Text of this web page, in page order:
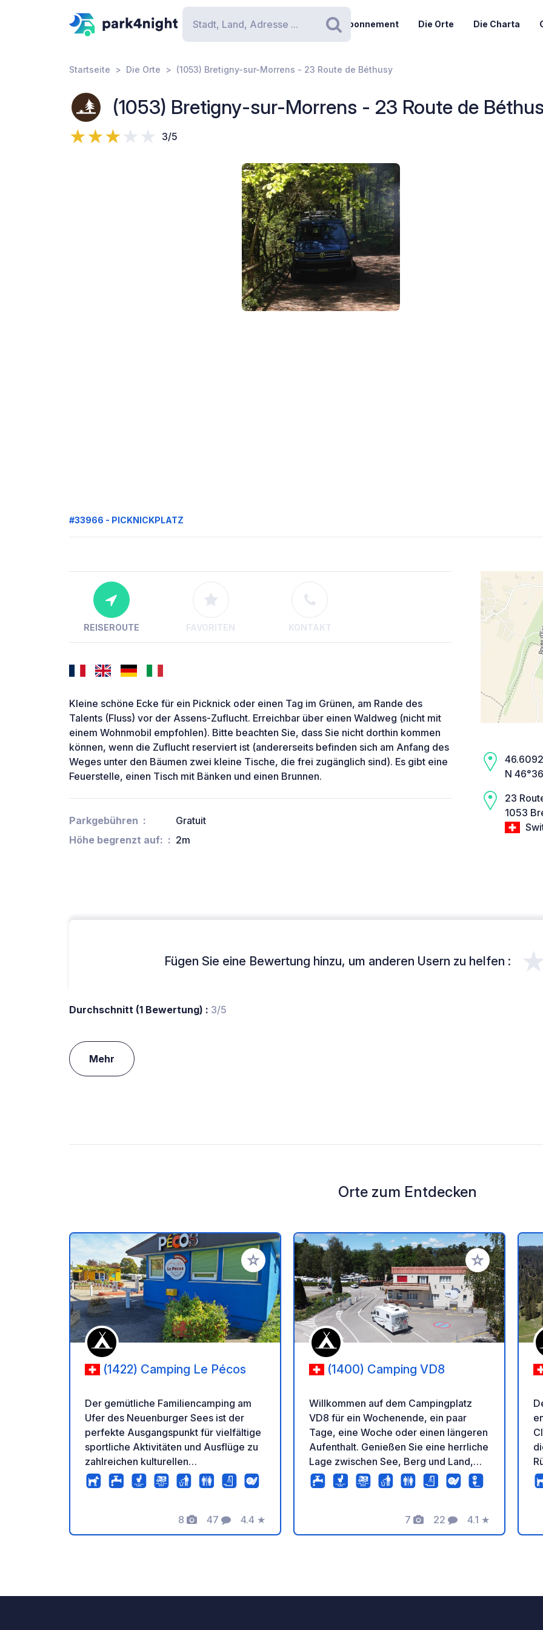
Suchen
Abonnement Die Orte Die Charta
Startseite Die Orte (1053) Bretigny-sur-Morrens - 23 Route de Béthusy
(1053) Bretigny-sur-Morrens - 23 Route de
3/5
#33966 - PICKNICKPLATZ
REISEROUTE FAVORITEN KONTAKT
Kleine schöne Ecke für ein Picknick oder einen Tag im Grünen, am Rande des
Talents (Fluss) vor der Assens-Zuflucht. Erreichbar über einen Waldweg (nicht mit
einem Wohnmobil empfohlen). Bitte beachten Sie, dass Sie nicht dorthin kommen
können, wenn die Zuflucht reserviert ist (andererseits befinden sich am Anfang des
Weges unter den Bäumen zwei kleine Tische, die frei zugänglich sind). Es gibt eine
Feuerstelle, einen Tisch mit Bänken und einen Brunnen.
Parkgebühren
Gratuit
Höhe begrenzt auf:
2m
N
23
1053
Fügen Sie eine Bewertung hinzu, um anderen Usern zu helfen :
Durchschnitt (1 Bewertung) : 3/5
Mehr
Orte zum Entdecken
Zu Ihren Favoriten hinzufügen
(1422) Camping Le Pécos
Der gemütliche Familiencamping am
Ufer des Neuenburger Sees ist der
perfekte Ausgangspunkt für vielfältige
sportliche Aktivitäten und Ausflüge zu
zahlreichen kulturellen
Sehenswürdigkeiten in der Region.
Suchen Sie einen gemütlichen
Dann ist der Camping Le Pécos der
Richtige für Sie. Der von Bäumen
8
Fotos
47
Kommentare
4.4
Bewertung
★
Zu Ihren
(1400) Camping VD8
Willkommen auf dem Campingplatz
VD8 für ein Wochenende, ein paar
Tage, eine Woche oder einen längeren
Aufenthalt. Genießen Sie eine herrliche
Lage zwischen See, Berg und Land,
inmitten eines Naturschutzgebietes.
Allein, zu zweit, mit Freunden oder der
Aktivitäten nachgehen oder an feinen
Sandstränden entspannen. Wir freuen
7
Fotos
22
Kommentare
4.1
Bewertung
★